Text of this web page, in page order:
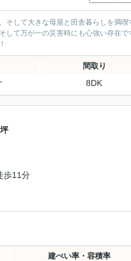
して大きな母屋と田舎暮らしを満
て万が一の災害時にも心強い存在
間取り
8DK
歩11分
建ぺい率・容積率